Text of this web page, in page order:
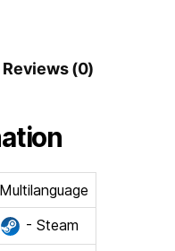
Reviews (0)
Multilanguage
- Steam